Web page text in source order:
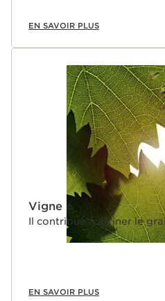
EN SAVOIR PLUS
Vigne
Il contribue à affiner le
EN SAVOIR PLUS